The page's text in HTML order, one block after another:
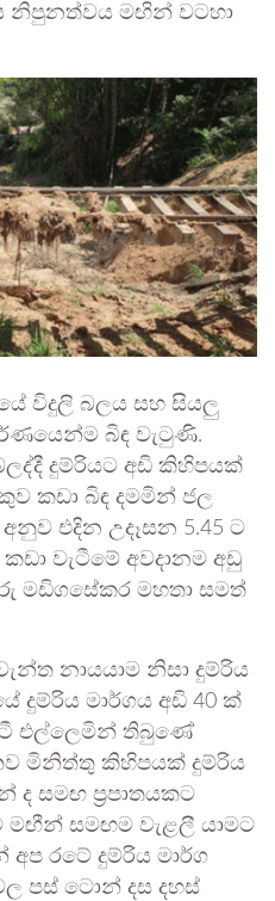
නිපුනත්වය මඟින් වටහා
විදුලි බලය සහ සියලු
බිඳ වැටුණි.
දුම්රියට අඩි කිහිපයක්
කඩා බිඳ දමමින් ජල
එදින උදෑසන 5.45 ට
වැටීමේ අවදානම අඩු
මඩිගසේකර මහතා සමත්
නායයාම නිසා දුම්රිය
දුම්රිය මාර්ගය අඩි 40 ක්
එල්ලෙමින් තිබුණේ
මිනිත්තු කිහිපයක් දුම්රිය
ද සමඟ ප්‍රපාතයකට
සමඟම වැළලී යාමට
අප රටේ දුම්රිය මාර්ග
පස් ටොන් දස දහස්